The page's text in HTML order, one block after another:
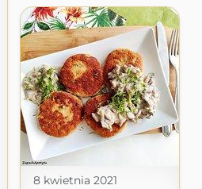
8 kwietnia 2021